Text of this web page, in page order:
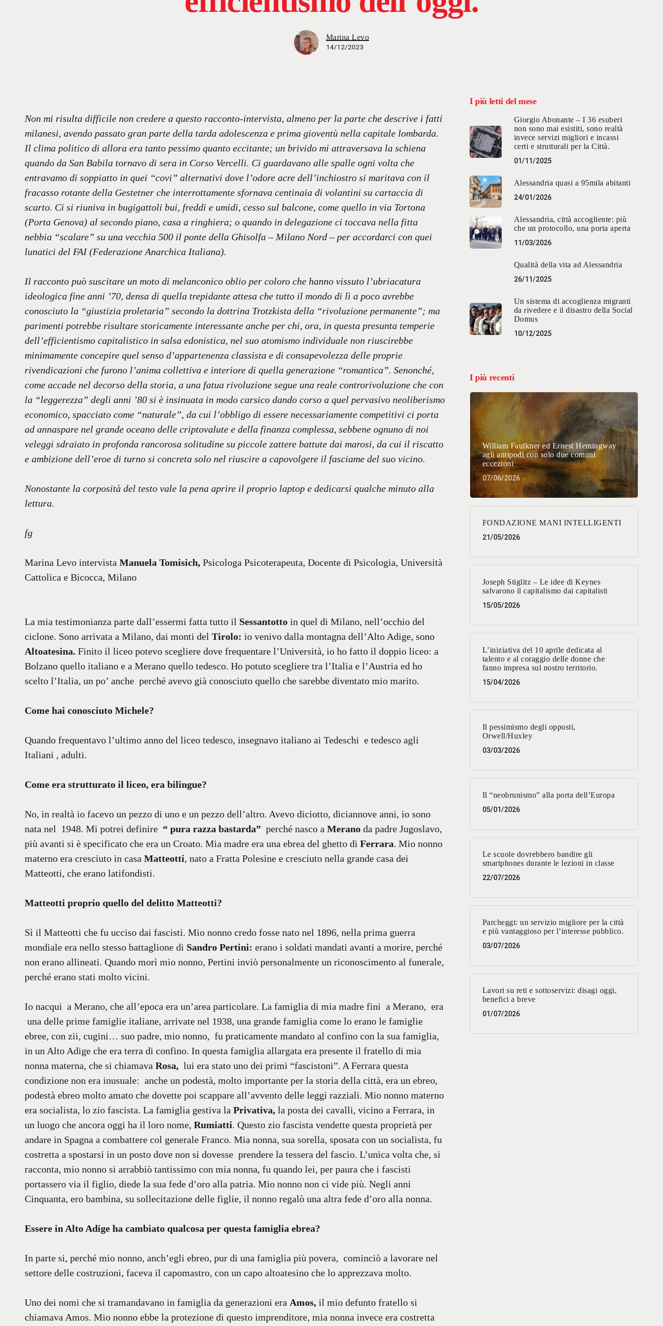
Marina Levo
14/12/2023
Non mi risulta difficile non credere a questo racconto-intervista, almeno per la parte che descrive i fatti
milanesi, avendo passato gran parte della tarda adolescenza e prima gioventù nella capitale lombarda.
Il clima politico di allora era tanto pessimo quanto eccitante; un brivido mi attraversava la schiena
quando da San Babila tornavo di sera in Corso Vercelli. Ci guardavano alle spalle ogni volta che
entravamo di soppiatto in quei “covi” alternativi dove l’odore acre dell’inchiostro si maritava con il
fracasso rotante della Gestetner che interrottamente sfornava centinaia di volantini su cartaccia di
scarto. Ci si riuniva in bugigattoli bui, freddi e umidi, cesso sul balcone, come quello in via Tortona
(Porta Genova) al secondo piano, casa a ringhiera; o quando in delegazione ci toccava nella fitta
nebbia “scalare” su una vecchia 500 il ponte della Ghisolfa – Milano Nord – per accordarci con quei
lunatici del FAI (Federazione Anarchica Italiana).
Il racconto può suscitare un moto di melanconico oblio per coloro che hanno vissuto l’ubriacatura
ideologica fine anni ’70, densa di quella trepidante attesa che tutto il mondo di lì a poco avrebbe
conosciuto la “giustizia proletaria” secondo la dottrina Trotzkista della “rivoluzione permanente”; ma
parimenti potrebbe risultare storicamente interessante anche per chi, ora, in questa presunta temperie
dell’efficientismo capitalistico in salsa edonistica, nel suo atomismo individuale non riuscirebbe
minimamente concepire quel senso d’appartenenza classista e di consapevolezza delle proprie
rivendicazioni che furono l’anima collettiva e interiore di quella generazione “romantica”. Senonché,
come accade nel decorso della storia, a una fatua rivoluzione segue una reale controrivoluzione che con
la “leggerezza” degli anni ’80 si è insinuata in modo carsico dando corso a quel pervasivo neoliberismo
economico, spacciato come “naturale”, da cui l’obbligo di essere necessariamente competitivi ci porta
ad annaspare nel grande oceano delle criptovalute e della finanza complessa, sebbene ognuno di noi
veleggi sdraiato in profonda rancorosa solitudine su piccole zattere battute dai marosi, da cui il riscatto
e ambizione dell’eroe di turno si concreta solo nel riuscire a capovolgere il fasciame del suo vicino.
Nonostante la corposità del testo vale la pena aprire il proprio laptop e dedicarsi qualche minuto alla
lettura.
fg
Marina Levo intervista Manuela Tomisich, Psicologa Psicoterapeuta, Docente di Psicologia, Università
Cattolica e Bicocca, Milano
La mia testimonianza parte dall’essermi fatta tutto il Sessantotto in quel di Milano, nell’occhio del
ciclone. Sono arrivata a Milano, dai monti del Tirolo: io venivo dalla montagna dell’Alto Adige, sono
Altoatesina. Finito il liceo potevo scegliere dove frequentare l’Università, io ho fatto il doppio liceo: a
Bolzano quello italiano e a Merano quello tedesco. Ho potuto scegliere tra l’Italia e l’Austria ed ho
scelto l’Italia, un po’ anche perché avevo già conosciuto quello che sarebbe diventato mio marito.
Come hai conosciuto Michele?
Quando frequentavo l’ultimo anno del liceo tedesco, insegnavo italiano ai Tedeschi e tedesco agli
Italiani , adulti.
Come era strutturato il liceo, era bilingue?
No, in realtà io facevo un pezzo di uno e un pezzo dell’altro. Avevo diciotto, diciannove anni, io sono
nata nel 1948. Mi potrei definire “ pura razza bastarda” perché nasco a Merano da padre Jugoslavo,
più avanti si è specificato che era un Croato. Mia madre era una ebrea del ghetto di Ferrara. Mio nonno
materno era cresciuto in casa Matteotti, nato a Fratta Polesine e cresciuto nella grande casa dei
Matteotti, che erano latifondisti.
Matteotti proprio quello del delitto Matteotti?
Sì il Matteotti che fu ucciso dai fascisti. Mio nonno credo fosse nato nel 1896, nella prima guerra
mondiale era nello stesso battaglione di Sandro Pertini: erano i soldati mandati avanti a morire, perché
non erano allineati. Quando morì mio nonno, Pertini inviò personalmente un riconoscimento al funerale,
perché erano stati molto vicini.
Io nacqui a Merano, che all’epoca era un’area particolare. La famiglia di mia madre fini a Merano, era
una delle prime famiglie italiane, arrivate nel 1938, una grande famiglia come lo erano le famiglie
ebree, con zii, cugini… suo padre, mio nonno, fu praticamente mandato al confino con la sua famiglia,
in un Alto Adige che era terra di confino. In questa famiglia allargata era presente il fratello di mia
nonna materna, che si chiamava Rosa, lui era stato uno dei primi “fascistoni”. A Ferrara questa
condizione non era inusuale: anche un podestà, molto importante per la storia della città, era un ebreo,
podestà ebreo molto amato che dovette poi scappare all’avvento delle leggi razziali. Mio nonno materno
era socialista, lo zio fascista. La famiglia gestiva la Privativa, la posta dei cavalli, vicino a Ferrara, in
un luogo che ancora oggi ha il loro nome, Rumiatti. Questo zio fascista vendette questa proprietà per
andare in Spagna a combattere col generale Franco. Mia nonna, sua sorella, sposata con un socialista, fu
costretta a spostarsi in un posto dove non si dovesse prendere la tessera del fascio. L’unica volta che, si
racconta, mio nonno si arrabbiò tantissimo con mia nonna, fu quando lei, per paura che i fascisti
portassero via il figlio, diede la sua fede d’oro alla patria. Mio nonno non ci vide più. Negli anni
Cinquanta, ero bambina, su sollecitazione delle figlie, il nonno regalò una altra fede d’oro alla nonna.
Essere in Alto Adige ha cambiato qualcosa per questa famiglia ebrea?
In parte si, perché mio nonno, anch’egli ebreo, pur di una famiglia più povera, cominciò a lavorare nel
settore delle costruzioni, faceva il capomastro, con un capo altoatesino che lo apprezzava molto.
Uno dei nomi che si tramandavano in famiglia da generazioni era Amos, il mio defunto fratello si
chiamava Amos. Mio nonno ebbe la protezione di questo imprenditore, mia nonna invece era costretta
I più letti del mese
Giorgio Abonante – I 36 esuberi
non sono mai esistiti, sono realtà
invece servizi migliori e incassi
certi e strutturali per la Città.
01/11/2025
Alessandria quasi a 95mila abitanti
24/01/2026
Alessandria, città accogliente: più
che un protocollo, una porta aperta
11/03/2026
Qualità della vita ad Alessandria
26/11/2025
Un sistema di accoglienza migranti
da rivedere e il disastro della Social
Domus
10/12/2025
I più recenti
William Faulkner ed Ernest Hemingway
agli antipodi con solo due comuni
eccezioni
07/06/2026
FONDAZIONE MANI INTELLIGENTI
21/05/2026
Joseph Stiglitz – Le idee di Keynes
salvarono il capitalismo dai capitalisti
15/05/2026
L’iniziativa del 10 aprile dedicata al
talento e al coraggio delle donne che
fanno impresa sul nostro territorio.
15/04/2026
Il pessimismo degli opposti,
Orwell/Huxley
03/03/2026
Il “neobrunismo” alla porta dell’Europa
05/01/2026
Le scuole dovrebbero bandire gli
smartphones durante le lezioni in classe
22/07/2026
Parcheggi: un servizio migliore per la città
e più vantaggioso per l’interesse pubblico.
03/07/2026
Lavori su reti e sottoservizi: disagi oggi,
benefici a breve
01/07/2026